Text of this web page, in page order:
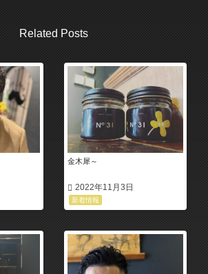
Related Posts
金木犀～
2022年11月3日
新着情報